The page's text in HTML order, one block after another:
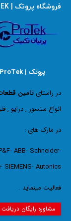
فروشگاه پروتک | PROTEK
پروتک | ProTek
در راستای تامین
انواع سنسور , درایو ,
در مارک های :
ABB- Schneider-
SIEMENS- Autonics
فعالیت مینماید .
مشاوره رایگان دریافت